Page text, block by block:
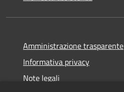
Amministrazione trasparente
Informativa privacy
Note legali